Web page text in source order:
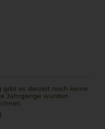
mit diesem Wein das
elegant
es derzeit noch keine
Jahrgänge wurden